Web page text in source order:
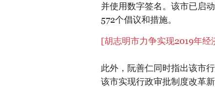
并使用数字签名。该市已启
572个倡议和措施。
[胡志明市力争实现2019年经
此外，阮善仁同时指出该市
该市实现行政审批制度改革